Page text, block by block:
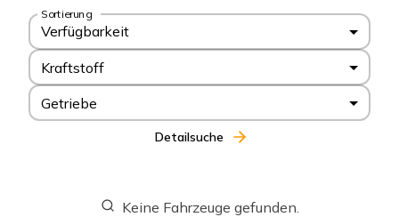
Sortierung
Verfügbarkeit
Kraftstoff
Getriebe
Detailsuche
Keine Fahrzeuge gefunden.